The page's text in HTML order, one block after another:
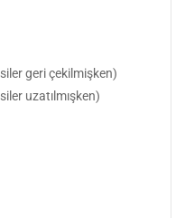
geri çekilmişken)
uzatılmışken)